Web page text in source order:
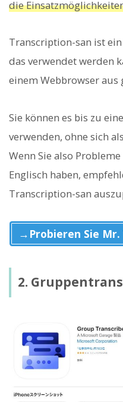
die
Transcription-san ist
das verwendet werden
einem Webbrowser aus
Sie können es bis zu
verwenden, ohne sich
Wenn Sie also
Englisch haben,
Transcription-san
→Probieren Sie
2.